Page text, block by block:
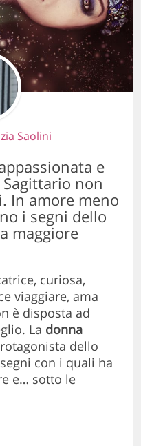
Saolini
e
non
In amore meno
i segni dello
maggiore
curiosa,
viaggiare, ama
è disposta ad
La donna
dello
con i quali ha
e… sotto le